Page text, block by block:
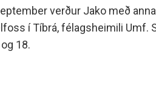
verður Jako með
í Tíbrá, félagsheimili Umf.
18.